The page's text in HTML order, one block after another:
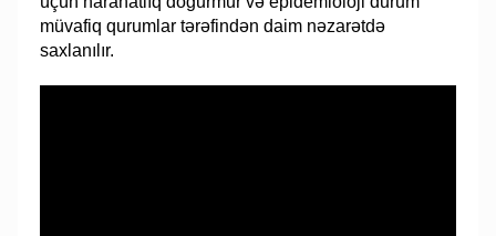
müvafiq qurumlar tərəfindən daim nəzarətdə
saxlanılır.